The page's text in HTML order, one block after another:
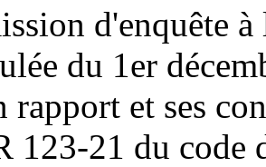
d'enquête
du 1er
rapport et ses
123-21 du code